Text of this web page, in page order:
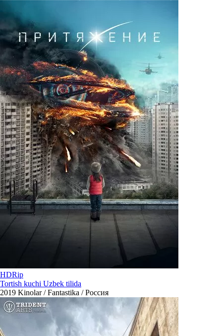
HDRip
Tortish kuchi Uzbek tilida
2019 Kinolar / Fantastika / Россия